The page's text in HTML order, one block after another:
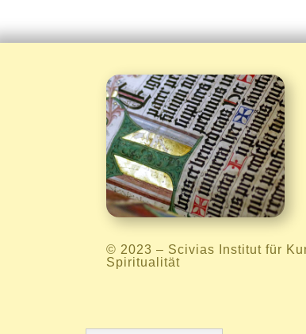

Informationen
© 2023 – Scivias Institut für
Spiritualität